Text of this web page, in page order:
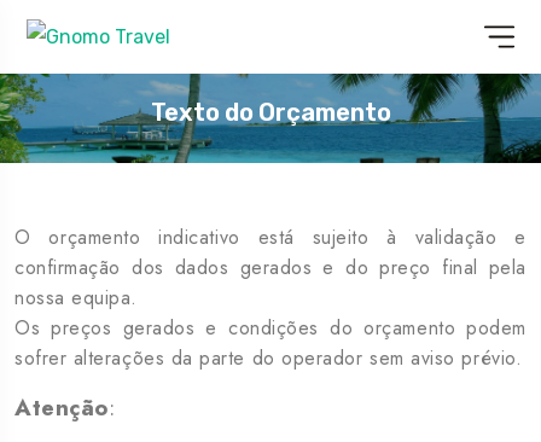
Texto do Orçamento
O orçamento indicativo está sujeito à validação e
confirmação dos dados gerados e do preço final pela
nossa equipa.
Os preços gerados e condições do orçamento podem
sofrer alterações da parte do operador sem aviso prévio.
Atenção: